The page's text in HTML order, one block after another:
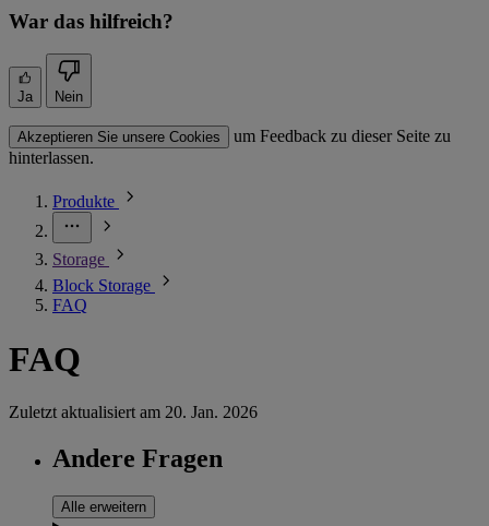
War das hilfreich?
Ja Nein
Akzeptieren Sie unsere Cookies
um Feedback zu dieser Seite zu
hinterlassen.
Produkte
Storage
Block Storage
FAQ
FAQ
Zuletzt aktualisiert am 20. Jan. 2026
Andere Fragen
Alle erweitern